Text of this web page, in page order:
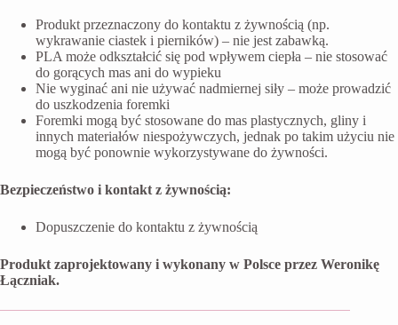
Produkt przeznaczony do kontaktu z żywnością (np.
wykrawanie ciastek i pierników) – nie jest zabawką.
PLA może odkształcić się pod wpływem ciepła – nie stosować
do gorących mas ani do wypieku
Nie wyginać ani nie używać nadmiernej siły – może prowadzić
do uszkodzenia foremki
Foremki mogą być stosowane do mas plastycznych, gliny i
innych materiałów niespożywczych, jednak po takim użyciu nie
mogą być ponownie wykorzystywane do żywności.
Bezpieczeństwo i kontakt z żywnością:
Dopuszczenie do kontaktu z żywnością
Produkt zaprojektowany i wykonany w Polsce przez Weronikę
Łączniak.